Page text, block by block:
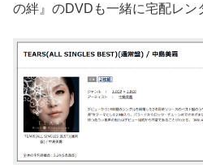
の絆』のDVDも一緒に宅配レン